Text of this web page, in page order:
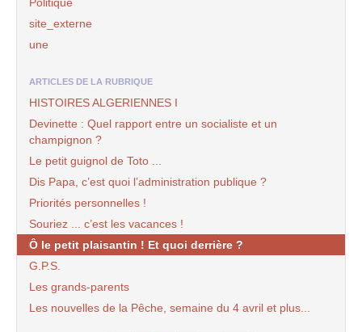
site_externe
une
ARTICLES DE LA RUBRIQUE
HISTOIRES ALGERIENNES I
Devinette : Quel rapport entre un socialiste et un
champignon ?
Le petit guignol de Toto ...
Dis Papa, c’est quoi l’administration publique ?
Priorités personnelles !
Souriez ... c’est les vacances !
Ô le petit plaisantin ! Et quoi derrière ?
G.P.S.
Les grands-parents
Les nouvelles de la Pêche, semaine du 4 avril et plus...